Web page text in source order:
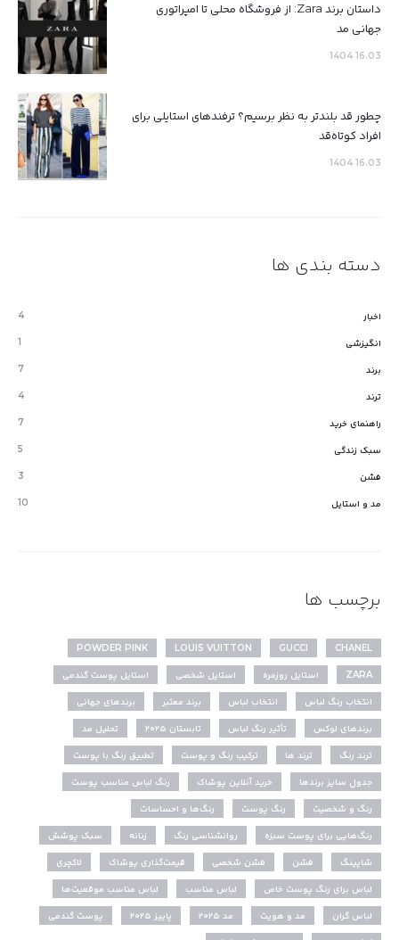
داستان برند Zara: از فروشگاه محلی تا امپراتوری
جهانی مد
16.03 1404
چطور قد بلندتر به نظر برسیم؟ ترفندهای استایلی برای
افراد کوتاه‌قد
16.03 1404
دسته بندی ها
اخبار 4
انگیزشی 1
برند 7
ترند 4
راهنمای خرید 7
سبک زندگی 5
فشن 3
مد و استایل 10
برچسب ها
CHANEL
GUCCI
LOUIS VUITTON
POWDER PINK
ZARA استایل روزمره استایل شخصی استایل پوست گندمی
انتخاب رنگ لباس انتخاب لباس برند معتبر برندهای جهانی
برندهای لوکس تأثیر رنگ لباس تابستان ۲۰۲۵ تحلیل مد
ترند رنگ ترند ها ترکیب رنگ و پوست تطبیق رنگ با پوست
جدول سایز برندها خرید آنلاین پوشاک رنگ لباس مناسب پوست
رنگ و شخصیت رنگ پوست رنگ‌ها و احساسات
رنگ‌هایی برای پوست سبزه روانشناسی رنگ زنانه سبک پوشش
شاپینگ فشن فشن شخصی قیمت‌گذاری پوشاک لاکچری
لباس برای رنگ پوست خاص لباس مناسب لباس مناسب موقعیت‌ها
لباس گران مد و هویت مد ۲۰۲۵ پاییز ۲۰۲۵ پوست گندمی